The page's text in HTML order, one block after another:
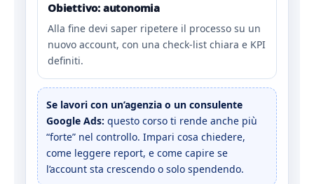
Obiettivo: autonomia
Alla fine devi saper ripetere il processo su un
nuovo account, con una check-list chiara e KPI
definiti.
Se lavori con un’agenzia o un consulente
Google Ads: questo corso ti rende anche più
“forte” nel controllo. Impari cosa chiedere,
come leggere report, e come capire se
l’account sta crescendo o solo spendendo.